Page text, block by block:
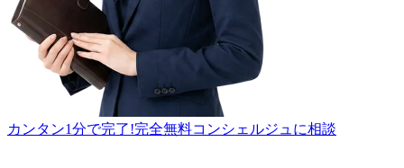
カンタン1分で完了!完全無料コンシェルジュに相談